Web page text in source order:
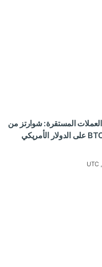
المستقرة: شوارتز من
شركة ريبل يقول إنه يفضل XRP أو BTC على الدولار الأمريكي